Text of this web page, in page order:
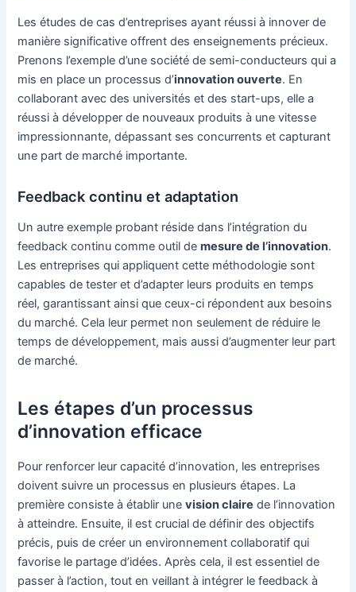
Les études de cas d’entreprises ayant réussi à innover de
manière significative offrent des enseignements précieux.
Prenons l’exemple d’une société de semi-conducteurs qui a
mis en place un processus d’innovation ouverte. En
collaborant avec des universités et des start-ups, elle a
réussi à développer de nouveaux produits à une vitesse
impressionnante, dépassant ses concurrents et capturant
une part de marché importante.
Feedback continu et adaptation
Un autre exemple probant réside dans l’intégration du
feedback continu comme outil demesure de l’innovation.
Les entreprises qui appliquent cette méthodologie sont
capables de tester et d’adapter leurs produits en temps
réel, garantissant ainsi que ceux-ci répondent aux besoins
du marché. Cela leur permet non seulement de réduire le
temps de développement, mais aussi d’augmenter leur part
de marché.
Les étapes d’un processus
d’innovation efficace
Pour renforcer leur capacité d’innovation, les entreprises
doivent suivre un processus en plusieurs étapes. La
première consiste à établir unevision claire de l’innovation
à atteindre. Ensuite, il est crucial de définir des objectifs
précis, puis de créer un environnement collaboratif qui
favorise le partage d’idées. Après cela, il est essentiel de
passer à l’action, tout en veillant à intégrer le feedback à